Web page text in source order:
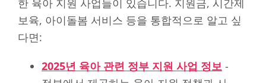
보육, 아이돌봄 서비스 등을 통합적으로 알고 싶
다면:
2025년 육아 관련 정부 지원 사업 정보 -